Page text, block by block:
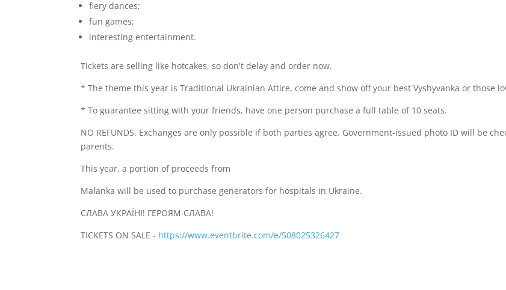
fiery dances;
fun games;
interesting entertainment.
Tickets are selling like hotcakes, so don't delay and order now.
* The theme this year is Traditional Ukrainian Attire, come and show off your best Vyshyvanka or those
* To guarantee sitting with your friends, have one person purchase a full table of 10 seats.
NO REFUNDS. Exchanges are only possible if both parties agree. Government-issued photo ID will be
parents.
This year, a portion of proceeds from
Malanka will be used to purchase generators for hospitals in Ukraine.
СЛАВА УКРАЇНІ! ГЕРОЯМ СЛАВА!
TICKETS ON SALE - https://www.eventbrite.com/e/508025326427